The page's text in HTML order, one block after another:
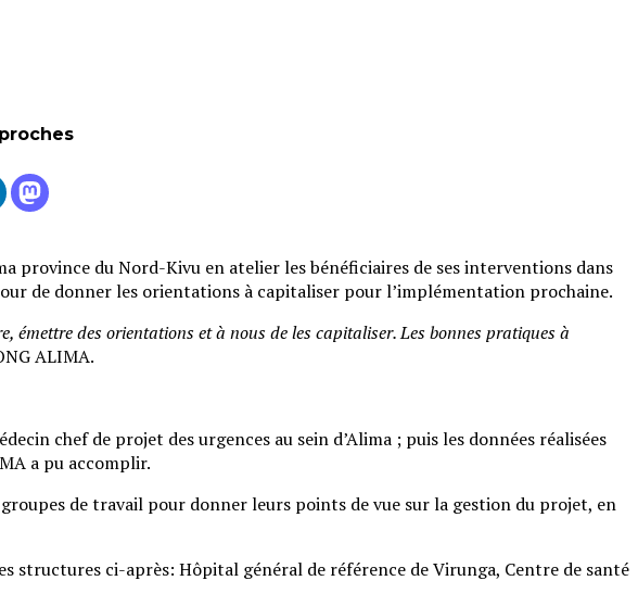
province du Nord-Kivu en atelier les bénéficiaires de ses interventions dans
de donner les orientations à capitaliser pour l’implémentation prochaine.
des orientations et à nous de les capitaliser. Les bonnes pratiques à
ALIMA.
chef de projet des urgences au sein d’Alima ; puis les données réalisées
a pu accomplir.
de travail pour donner leurs points de vue sur la gestion du projet, en
structures ci-après: Hôpital général de référence de Virunga, Centre de santé